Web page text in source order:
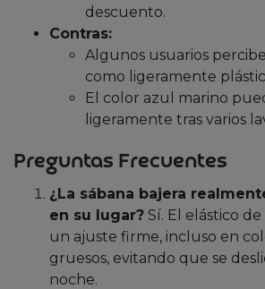
descuento.
Contras:
Algunos usuarios
como ligeramente
El color azul marino
ligeramente tras varios
Preguntas Frecuentes
¿La sábana bajera
en su lugar? Sí. El elástico
un ajuste firme, incluso en
gruesos, evitando que se
noche.